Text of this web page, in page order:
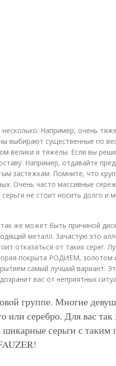
Например, очень
выбирают существенные по
велики и тяжелы. Если вы
Например, отдавайте
застежкам. Помните, что
Очень часто массивные
не стоит носить долго и
же может быть причиной
металл. Зачастую это
отказаться от таких серег.
покрыта РОДИЕМ, золотом
самый лучший вариант.
вас от неприятных
группе. Многие
или серебро. Для вас
серьги с таким